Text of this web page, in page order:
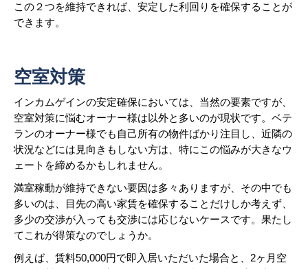
この２つを維持できれば、安定した利回りを確保することが
できます。
空室対策
インカムゲインの安定確保においては、当然の要素ですが、
空室対策に悩むオーナー様は以外と多いのが現状です。ベテ
ランのオーナー様でも自己所有の物件ばかり注目し、近隣の
状況などには見向きもしない方は、特にこの悩みが大きなウ
ェートを締めるかもしれません。
満室稼動が維持できない要因は多々ありますが、その中でも
多いのは、目先の高い家賃を確保することだけしか考えず、
多少の交渉が入っても交渉には応じないケースです。果たし
てこれが得策なのでしょうか。
例えば、賃料50,000円で即入居いただいた場合と、2ヶ月空